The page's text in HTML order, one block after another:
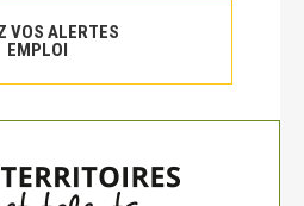
VOS ALERTES
EMPLOI